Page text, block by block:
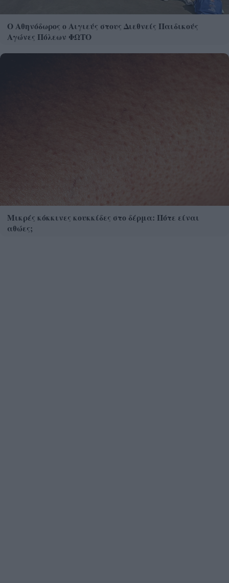
Ο Αθηνόδωρος ο Αιγιεύς στους Διεθνείς Παιδικούς
Αγώνες Πόλεων ΦΩΤΟ
Μικρές κόκκινες κουκκίδες στο δέρμα: Πότε είναι
αθώες;